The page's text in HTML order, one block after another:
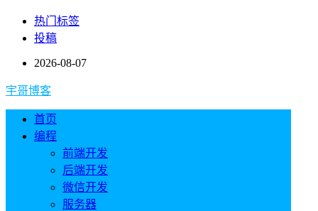
热门标签
投稿
2026-08-07
宇哥博客
首页
编程
前端开发
后端开发
微信开发
服务器